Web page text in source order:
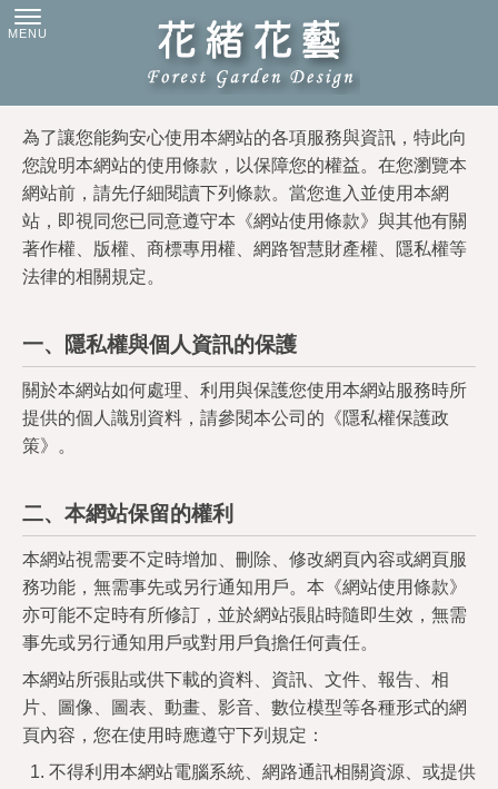
為了讓您能夠安心使用本網站的各項服務與資訊，特此向
您說明本網站的使用條款，以保障您的權益。在您瀏覽本
網站前，請先仔細閱讀下列條款。當您進入並使用本網
站，即視同您已同意遵守本《網站使用條款》與其他有關
著作權、版權、商標專用權、網路智慧財產權、隱私權等
法律的相關規定。
一、隱私權與個人資訊的保護
關於本網站如何處理、利用與保護您使用本網站服務時所
提供的個人識別資料，請參閱本公司的《隱私權保護政
策》。
二、本網站保留的權利
本網站視需要不定時增加、刪除、修改網頁內容或網頁服
務功能，無需事先或另行通知用戶。本《網站使用條款》
亦可能不定時有所修訂，並於網站張貼時隨即生效，無需
事先或另行通知用戶或對用戶負擔任何責任。
本網站所張貼或供下載的資料、資訊、文件、報告、相
片、圖像、圖表、動畫、影音、數位模型等各種形式的網
頁內容，您在使用時應遵守下列規定：
不得利用本網站電腦系統、網路通訊相關資源、或提供